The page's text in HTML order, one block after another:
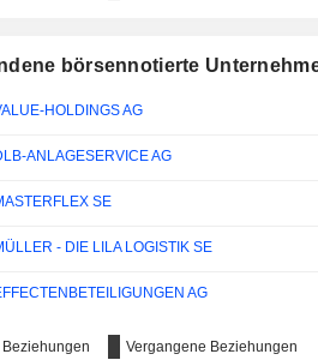
börsennotierte
HOLDINGS AG
ANLAGESERVICE AG
SE
- DIE LILA LOGISTIK SE
AG
Vergangene Beziehungen